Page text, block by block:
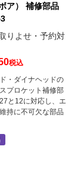
ア） 補修部品
りよせ・予約対
税込
・ダイナヘッドの
プロケット補修部
と12に対応し、エ
持に不可欠な部品